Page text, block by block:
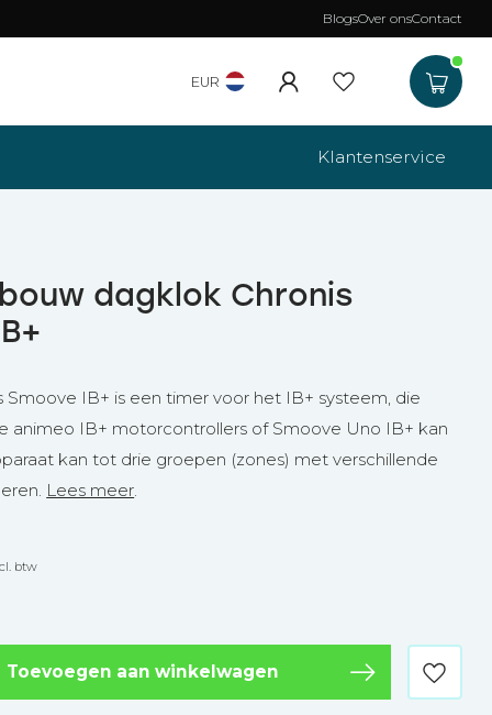
Gratis verzending
BlogsOver onsContact
EUR
Klantenservice
dagklok Chronis
Smoove IB+ is een timer voor het IB+ systeem, die
animeo IB+ motorcontrollers of Smoove Uno IB+ kan
kan tot drie groepen (zones) met verschillende
Lees meer.
btw
Toevoegen aan winkelwagen